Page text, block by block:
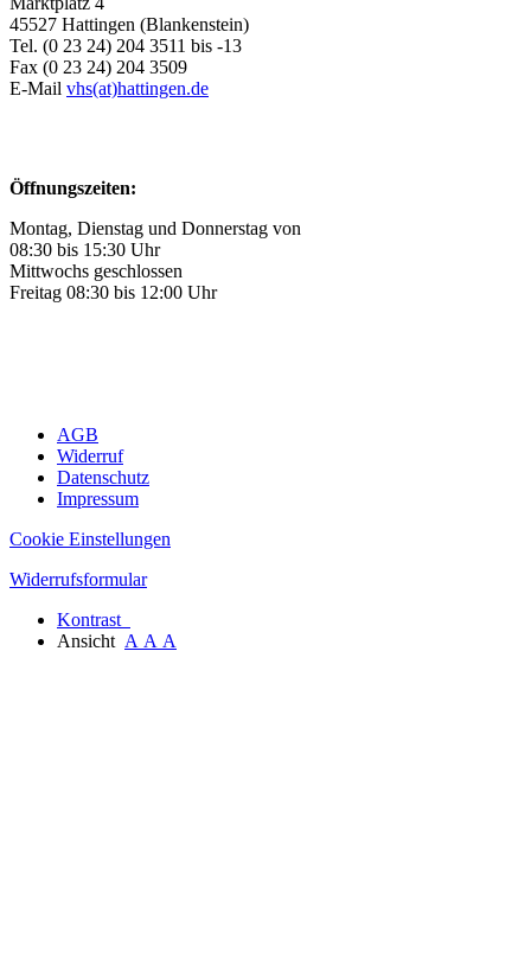
45527 Hattingen (Blankenstein)
Tel. (0 23 24) 204 3511 bis -13
Fax (0 23 24) 204 3509
E-Mail vhs(at)hattingen.de
Öffnungszeiten:
Montag, Dienstag und Donnerstag von
08:30 bis 15:30 Uhr
Mittwochs geschlossen
Freitag 08:30 bis 12:00 Uhr
AGB
Widerruf
Datenschutz
Impressum
Cookie Einstellungen
Widerrufsformular
Kontrast
Ansicht A A A